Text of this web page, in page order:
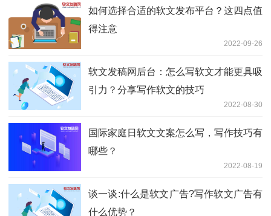
如何选择合适的软文发布平台？这四点值
得注意
2022-09-26
软文发稿网后台：怎么写软文才能更具吸
引力？分享写作软文的技巧
2022-08-30
国际家庭日软文文案怎么写，写作技巧有
哪些？
2022-08-19
谈一谈:什么是软文广告?写作软文广告有
什么优势？